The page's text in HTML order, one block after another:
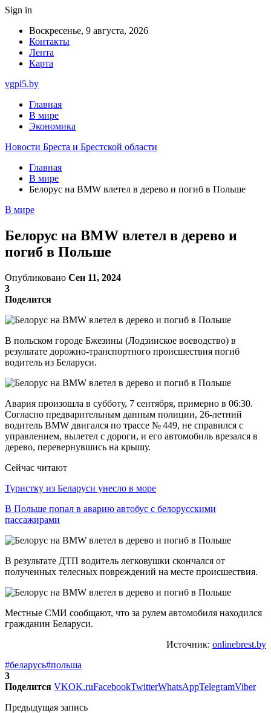
Sign in
Воскресенье, 9 августа, 2026
Контакты
Лента
Карта
vgpl5.by
Главная
В мире
Экономика
Новости Бреста и Брестской области
Главная
В мире
Белорус на BMW влетел в дерево и погиб в Польше
В мире
Белорус на BMW влетел в дерево и
погиб в Польше
Опубликовано Сен 11, 2024
3
Поделится
В польском городе Бжезины (Лодзинское воеводство) в
результате дорожно-транспортного происшествия погиб
водитель из Беларуси.
Авария произошла в субботу, 7 сентября, примерно в 06:30.
Согласно предварительным данным полиции, 26-летний
водитель BMW двигался по трассе № 449, не справился с
управлением, вылетел с дороги, и его автомобиль врезался в
дерево, перевернувшись на крышу.
Сейчас читают
Туристку из Беларуси унесло в море
В Польше попал в аварию автобус с белорусскими
пассажирами
В результате ДТП водитель легковушки скончался от
полученных телесных повреждений на месте происшествия.
Местные СМИ сообщают, что за рулем автомобиля находился
гражданин Беларуси.
Источник: onlinebrest.by
#беларусь#польша
3
Поделится VKOK.ruFacebookTwitterWhatsAppTelegramViber
Предыдущая запись